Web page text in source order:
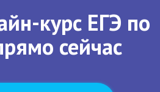
курс ЕГЭ по
сейчас